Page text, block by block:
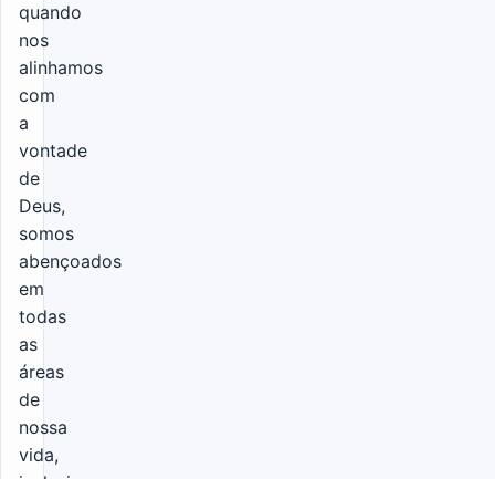
quando
nos
alinhamos
com
a
vontade
de
Deus,
somos
abençoados
em
todas
as
áreas
de
nossa
vida,